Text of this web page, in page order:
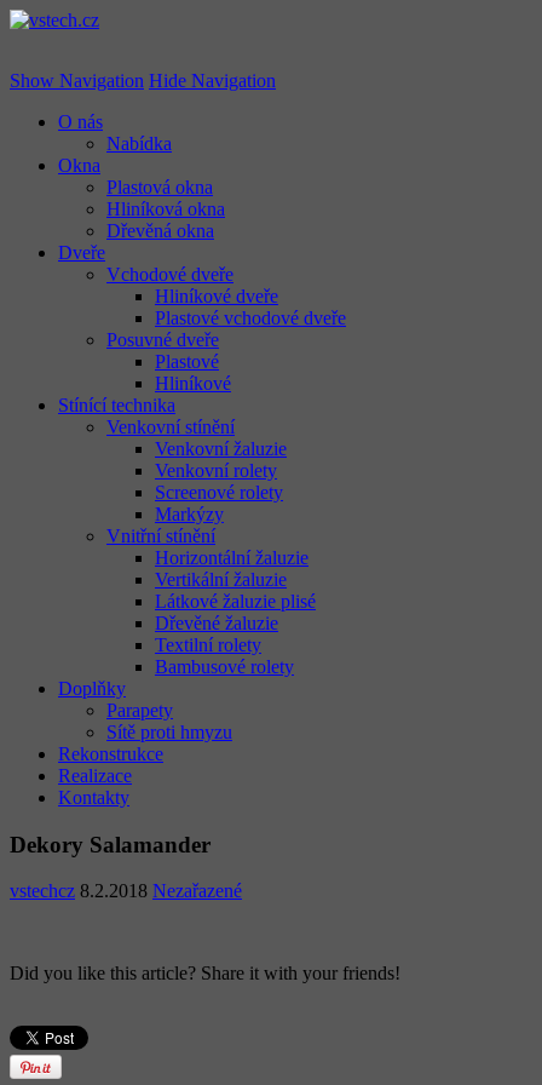
Show Navigation Hide Navigation
O nás
Nabídka
Okna
Plastová okna
Hliníková okna
Dřevěná okna
Dveře
Vchodové dveře
Hliníkové dveře
Plastové vchodové dveře
Posuvné dveře
Plastové
Hliníkové
Stínící technika
Venkovní stínění
Venkovní žaluzie
Venkovní rolety
Screenové rolety
Markýzy
Vnitřní stínění
Horizontální žaluzie
Vertikální žaluzie
Látkové žaluzie plisé
Dřevěné žaluzie
Textilní rolety
Bambusové rolety
Doplňky
Parapety
Sítě proti hmyzu
Rekonstrukce
Realizace
Kontakty
Dekory Salamander
vstechcz 8.2.2018 Nezařazené
Did you like this article? Share it with your friends!